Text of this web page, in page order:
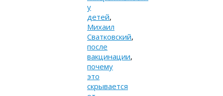
у
детей,
Михаил
Сватковский,
после
вакцинации,
почему
это
скрывается